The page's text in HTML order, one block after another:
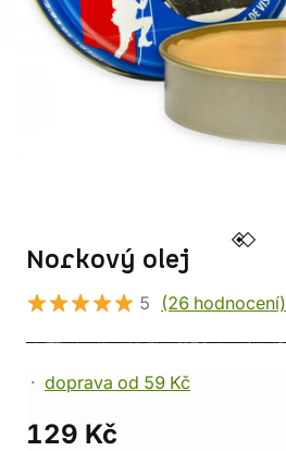
Norkový olej
5 (26 hodnocení)
doprava od 59 Kč
129 Kč